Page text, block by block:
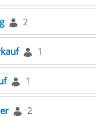
2
1
1
2